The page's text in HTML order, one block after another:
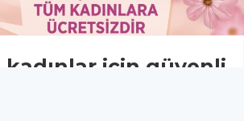
kadınlar için güvenli